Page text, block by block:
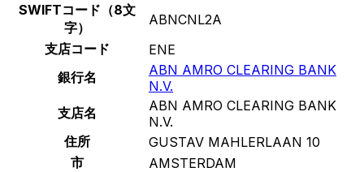
SWIFTコード（8文
字）
ABNCNL2A
支店コード
ENE
銀行名
ABN AMRO CLEARING BANK
N.V.
支店名
ABN AMRO CLEARING BANK
N.V.
住所
GUSTAV MAHLERLAAN 10
市
AMSTERDAM